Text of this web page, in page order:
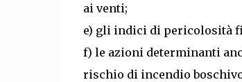
ai venti;
e) gli indici di pericolosità
f) le azioni determinanti
rischio di incendio